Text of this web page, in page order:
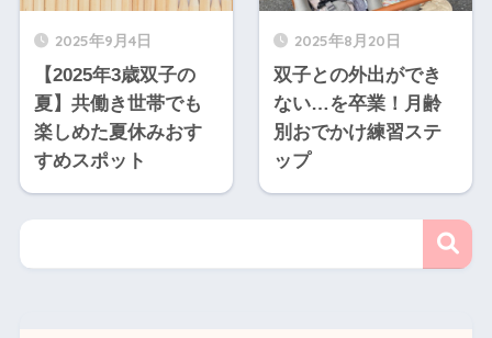
2025年9月4日
【2025年3歳双子の
夏】共働き世帯でも
楽しめた夏休みおす
すめスポット
2025年8月20日
双子との外出ができ
ない…を卒業！月齢
別おでかけ練習ステ
ップ